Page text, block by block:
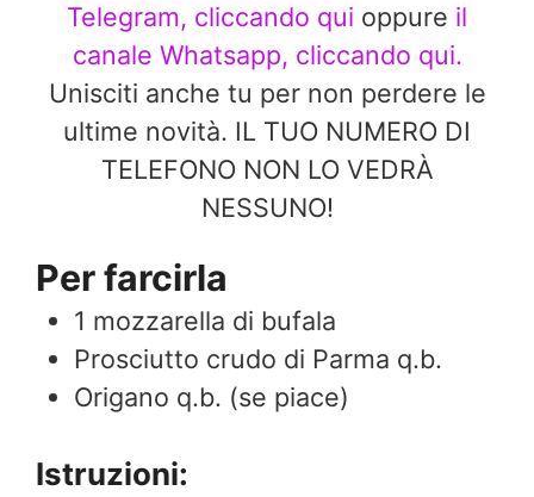
Telegram, cliccando qui oppure il
canale Whatsapp, cliccando qui.
Unisciti anche tu per non perdere le
ultime novità. IL TUO NUMERO DI
TELEFONO NON LO VEDRÀ
NESSUNO!
Per farcirla
1 mozzarella di bufala
Prosciutto crudo di Parma q.b.
Origano q.b. (se piace)
Istruzioni: